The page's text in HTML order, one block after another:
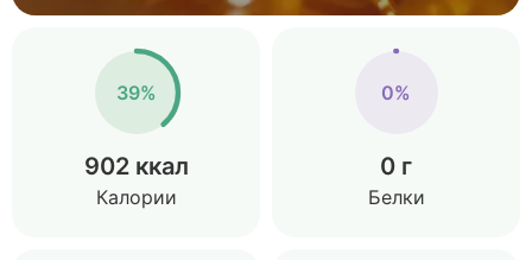
39%
902 ккал
Калории
0%
0 г
Белки